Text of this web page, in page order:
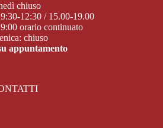
chiuso
12:30 / 15.00-19.00
orario continuato
chiuso
appuntamento